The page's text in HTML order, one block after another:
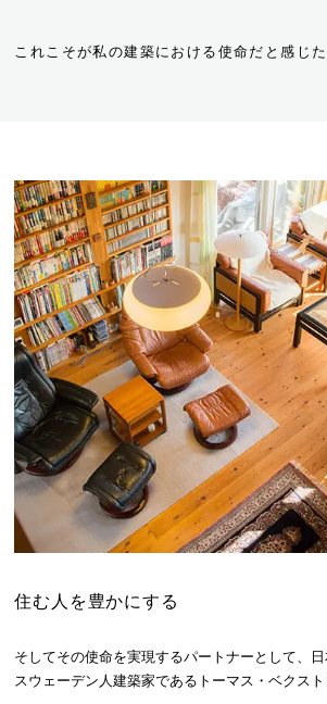
これこそが私の建築における使命だと感じた
住む人を豊かにする
そしてその使命を実現するパートナーとして、
スウェーデン人建築家であるトーマス・ベクスト